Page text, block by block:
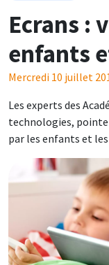
Ecrans :
enfants
Mercredi 10 juillet
Les experts des
technologies,
par les enfants et
Image